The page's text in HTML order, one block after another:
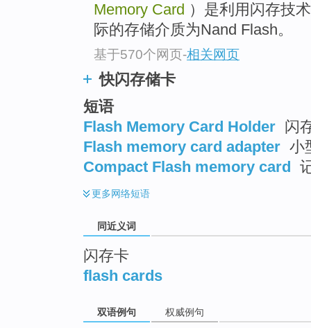
Memory Card ）是利用闪存技
际的存储介质为Nand Flash。
基于570个网页-相关网页
快闪存储卡
短语
Flash Memory Card Holder 闪
Flash memory card adapter 小
Compact Flash memory card
更多网络短语
同近义词
闪存卡
flash cards
双语例句 权威例句